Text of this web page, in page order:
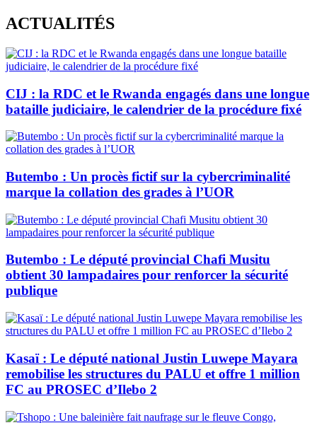
Skip
to
content
ACTUALITÉS
CIJ : la RDC et le Rwanda engagés dans une longue
bataille judiciaire, le calendrier de la procédure fixé
Butembo : Un procès fictif sur la cybercriminalité
marque la collation des grades à l’UOR
Butembo : Le député provincial Chafi Musitu
obtient 30 lampadaires pour renforcer la sécurité
publique
Kasaï : Le député national Justin Luwepe Mayara
remobilise les structures du PALU et offre 1 million
FC au PROSEC d’Ilebo 2